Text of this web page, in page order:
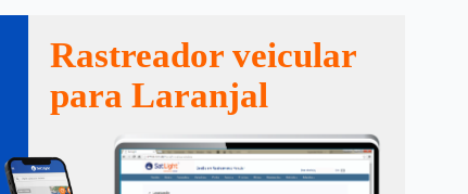
Rastreador veicular
para Laranjal